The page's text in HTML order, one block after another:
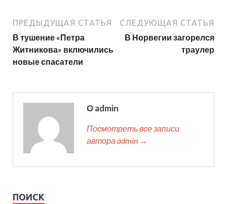
ПРЕДЫДУЩАЯ СТАТЬЯ
В тушение «Петра
Житникова» включились
новые спасатели
СЛЕДУЮЩАЯ СТАТЬЯ
В Норвегии загорелся
траулер
О admin
Посмотреть все записи
автора admin →
ПОИСК